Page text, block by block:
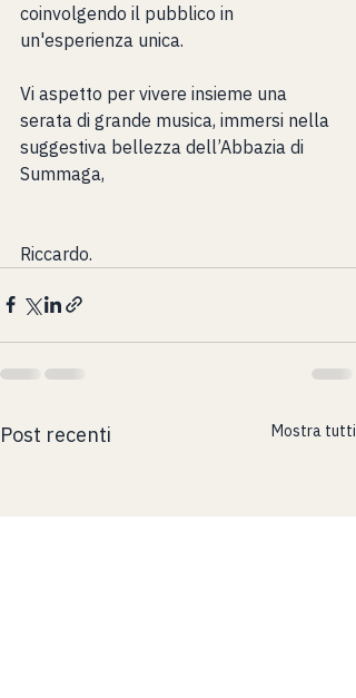
coinvolgendo il pubblico in
un'esperienza unica.
Vi aspetto per vivere insieme una
serata di grande musica, immersi nella
suggestiva bellezza dell’Abbazia di
Summaga,
Riccardo.
Post recenti Mostra tutti